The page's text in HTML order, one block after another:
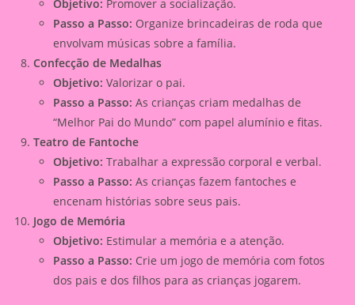
Objetivo: Promover a socialização.
Passo a Passo: Organize brincadeiras de roda que
envolvam músicas sobre a família.
Confecção de Medalhas
Objetivo: Valorizar o pai.
Passo a Passo: As crianças criam medalhas de
“Melhor Pai do Mundo” com papel alumínio e fitas.
Teatro de Fantoche
Objetivo: Trabalhar a expressão corporal e verbal.
Passo a Passo: As crianças fazem fantoches e
encenam histórias sobre seus pais.
Jogo de Memória
Objetivo: Estimular a memória e a atenção.
Passo a Passo: Crie um jogo de memória com fotos
dos pais e dos filhos para as crianças jogarem.